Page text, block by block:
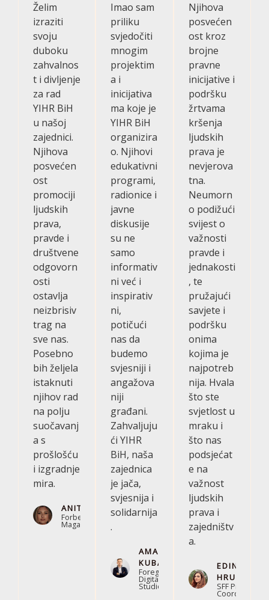
Želim
izraziti
svoju
duboku
zahvalnos
t i divljenje
za rad
YIHR BiH
u našoj
zajednici.
Njihova
posvećen
ost
promociji
ljudskih
prava,
pravde i
društvene
odgovorn
osti
ostavlja
neizbrisiv
trag na
sve nas.
Posebno
bih željela
istaknuti
njihov rad
na polju
suočavanj
a s
prošlošću
i izgradnje
mira.
ANITA
Forbes
Magazine
Imao sam
priliku
svjedočiti
mnogim
projektim
a i
inicijativa
ma koje je
YIHR BiH
organizira
o. Njihovi
edukativni
programi,
radionice i
javne
diskusije
su ne
samo
informativ
ni već i
inspirativ
ni,
potičući
nas da
budemo
svjesniji i
angažova
niji
građani.
Zahvaljuju
ći YIHR
BiH, naša
zajednica
je jača,
svjesnija i
solidarnija
.
AMAR
KUBAT
Foregrid
Digital
Studio
Njihova
posvećen
ost kroz
brojne
pravne
inicijative i
podršku
žrtvama
kršenja
ljudskih
prava je
nevjerova
tna.
Neumorn
o podižući
svijest o
važnosti
pravde i
jednakosti
, te
pružajući
savjete i
podršku
onima
kojima je
najpotreb
nija. Hvala
što ste
svjetlost u
mraku i
što nas
podsjećat
e na
važnost
ljudskih
prava i
zajedništv
a.
EDINA
SFF Project
Coordinator